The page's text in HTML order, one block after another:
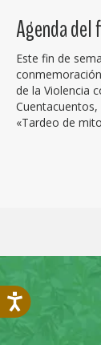
Agenda del
Este fin de
de la Violencia
«Tardeo de